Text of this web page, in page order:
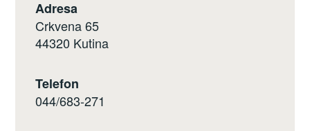
Adresa
Crkvena 65
44320 Kutina
Telefon
044/683-271